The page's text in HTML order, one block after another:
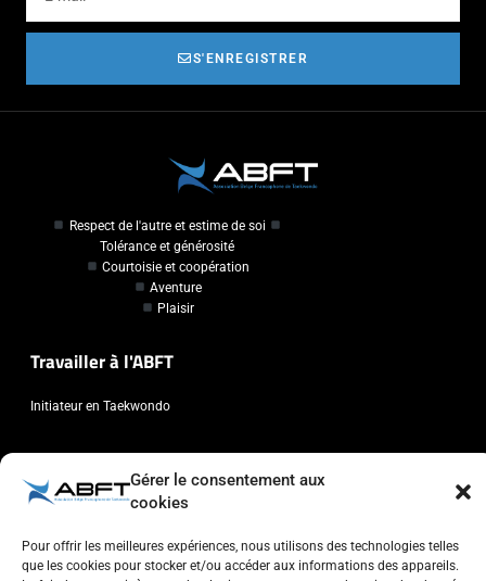
Gérer le consentement aux
cookies
Pour offrir les meilleures expériences, nous utilisons des technologies telles
que les cookies pour stocker et/ou accéder aux informations des appareils.
S'ENREGISTRER
Respect de l'autre et estime de soi
Tolérance et générosité
Courtoisie et coopération
Aventure
Plaisir
Travailler à l'ABFT
Initiateur en Taekwondo
Contact
Association Belge Francophone de Taekwondo
info@abft.be